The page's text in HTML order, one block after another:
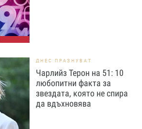
ДНЕС ПРАЗНУВАТ
Чарлийз Терон на 51: 10
любопитни факта за
звездата, която не спира
да вдъхновява